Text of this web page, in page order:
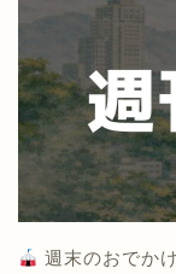
週末のおでか